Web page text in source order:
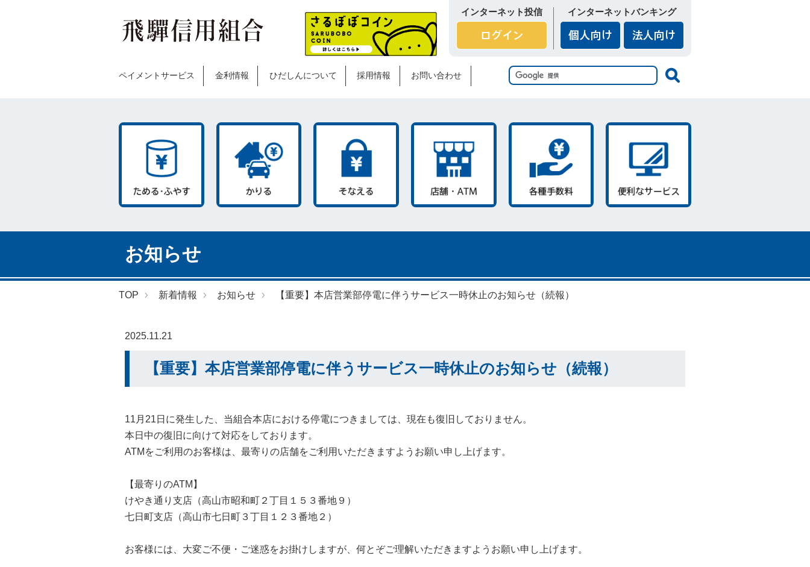
インターネットバンキング
インターネット投信
ペイメントサービス 金利情報 ひだしんについて 採用情報 お問い合わせ
お知らせ
TOP 新着情報 お知らせ 【重要】本店営業部停電に伴うサービス一時休止のお知らせ（続報）
2025.11.21
【重要】本店営業部停電に伴うサービス一時休止のお知らせ（続報）
11月21日に発生した、当組合本店における停電につきましては、現在も復旧しておりません。
本日中の復旧に向けて対応をしております。
ATMをご利用のお客様は、最寄りの店舗をご利用いただきますようお願い申し上げます。
【最寄りのATM】
けやき通り支店（高山市昭和町２丁目１５３番地９）
七日町支店（高山市七日町３丁目１２３番地２）
お客様には、大変ご不便・ご迷惑をお掛けしますが、何とぞご理解いただきますようお願い申し上げます。